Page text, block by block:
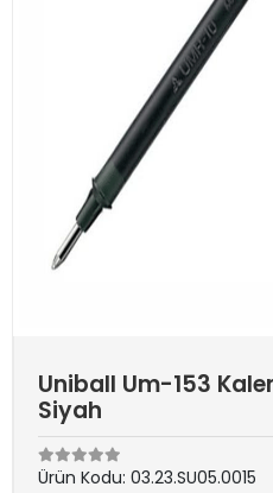
Uniball Um-153
Siyah
Ürün Kodu: 03.23.SU05.0015